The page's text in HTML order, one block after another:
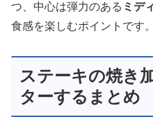
つ、中心は弾力のある ミデ
食感を楽しむポイントです。
ステーキの焼き
ターするまとめ